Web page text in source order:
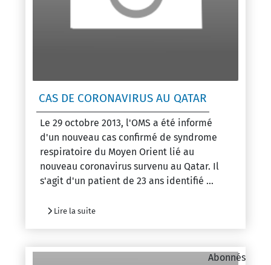
CAS DE CORONAVIRUS AU QATAR
Le 29 octobre 2013, l'OMS a été informé
d'un nouveau cas confirmé de syndrome
respiratoire du Moyen Orient lié au
nouveau coronavirus survenu au Qatar. Il
s'agit d'un patient de 23 ans identifié ...
Lire la suite
Abonnés